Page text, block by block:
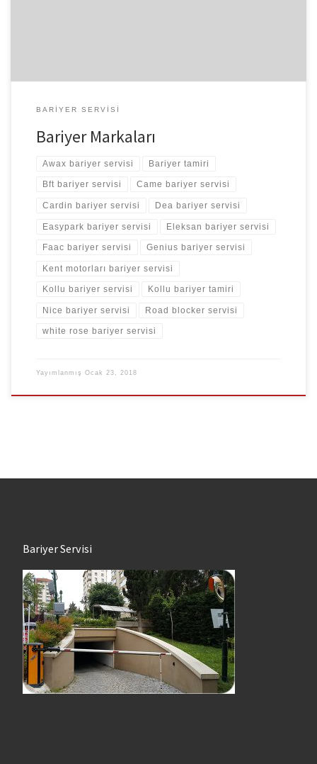
BARIYER SERVISI
Bariyer Markaları
Awax bariyer servisi Bariyer tamiri
Bft bariyer servisi Came bariyer servisi
Cardin bariyer servisi Dea bariyer servisi
Easypark bariyer servisi Eleksan bariyer servisi
Faac bariyer servisi Genius bariyer servisi
Kent motorları bariyer servisi
Kollu bariyer servisi Kollu bariyer tamiri
Nice bariyer servisi Road blocker servisi
white rose bariyer servisi
Yayımlanmış Ocak 23, 2018
Bariyer Servisi